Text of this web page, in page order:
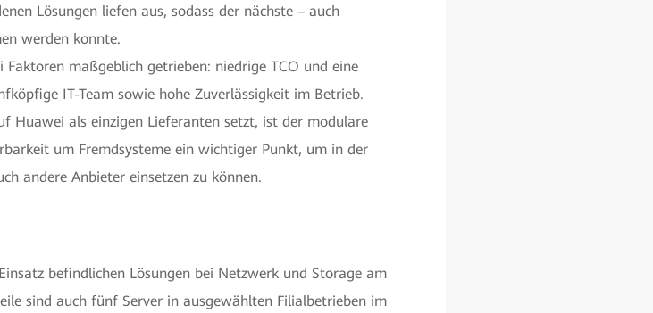
Lösungen liefen aus, sodass der nächste – auch
werden konnte.
maßgeblich getrieben: niedrige TCO und eine
IT-Team sowie hohe Zuverlässigkeit im Betrieb.
Huawei als einzigen Lieferanten setzt, ist der modulare
um Fremdsysteme ein wichtiger Punkt, um in der
andere Anbieter einsetzen zu können.
befindlichen Lösungen bei Netzwerk und Storage am
sind auch fünf Server in ausgewählten Filialbetrieben im